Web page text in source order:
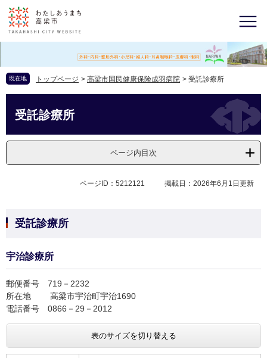
現在地 トップページ > 高梁市国民健康保険成羽病院 > 受託診療所
受託診療所
ページ内目次
ページID：5212121 掲載日：2026年6月1日更新
受託診療所
宇治診療所
郵便番号 719－2232
所在地 高梁市宇治町宇治1690
電話番号 0866－29－2012
表のサイズを切り替える